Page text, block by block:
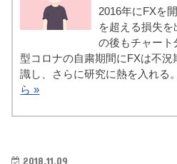
2016年にFXを
を超える損失
の後もチャート
型コロナの自粛期間にFXは不
識し、さらに研究に熱を入れる
ら »
2018.11.09